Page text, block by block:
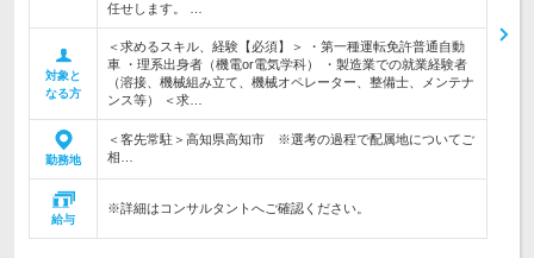
任せします。 …
対象と
なる方
＜求めるスキル、経験【必須】＞ ・第一種運転免許普通自動
車 ・理系出身者（機電or電気学科） ・製造業での就業経験者
（溶接、機械組み立て、機械オペレーター、整備士、メンテナ
ンス等） ＜求…
勤務地
＜客先常駐＞高知県高知市 ※選考の過程で配属地についてご
相…
給与
※詳細はコンサルタントへご確認ください。